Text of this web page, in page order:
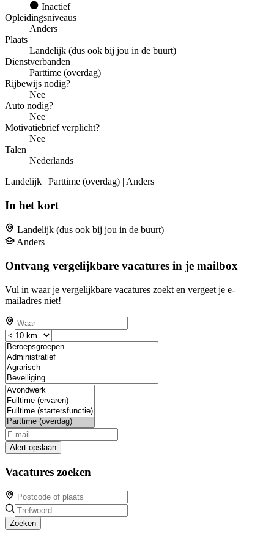
Inactief
Opleidingsniveaus
Anders
Plaats
Landelijk (dus ook bij jou in de buurt)
Dienstverbanden
Parttime (overdag)
Rijbewijs nodig?
Nee
Auto nodig?
Nee
Motivatiebrief verplicht?
Nee
Talen
Nederlands
Landelijk | Parttime (overdag) | Anders
In het kort
Landelijk (dus ook bij jou in de buurt)
Anders
Ontvang vergelijkbare vacatures in je mailbox
Vul in waar je vergelijkbare vacatures zoekt en vergeet je e-
mailadres niet!
Alert opslaan
Vacatures zoeken
Zoeken